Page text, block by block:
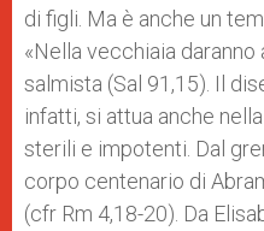
di figli. Ma è anche un
«Nella vecchiaia daranno
salmista (Sal 91,15). Il
infatti, si attua anche
sterili e impotenti. Dal
corpo centenario di
(cfr Rm 4,18-20). Da